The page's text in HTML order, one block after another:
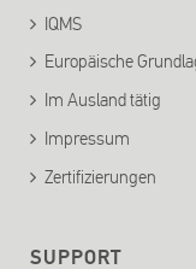
IQMS
Europäische
Im Ausland tätig
Impressum
Zertifizierungen
SUPPORT